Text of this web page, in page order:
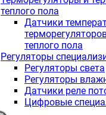
теплого пола
Датчики
теплого пола
Регуляторы
Регуляторы света
Регуляторы
Датчики реле
Цифровые